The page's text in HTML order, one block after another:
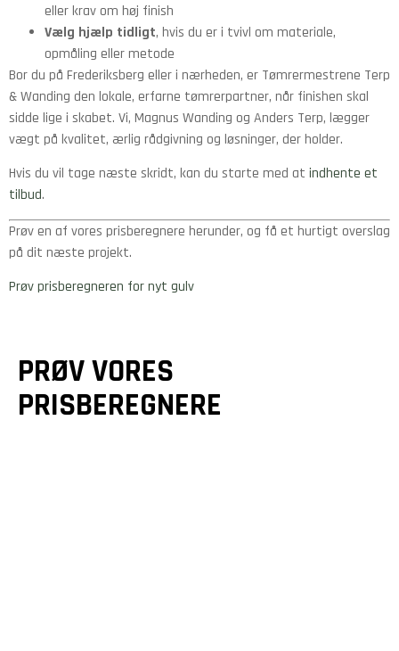
eller krav om høj finish
Vælg hjælp tidligt, hvis du er i tvivl om materiale,
opmåling eller metode
Bor du på Frederiksberg eller i nærheden, er Tømrermestrene Terp
& Wanding den lokale, erfarne tømrerpartner, når finishen skal
sidde lige i skabet. Vi, Magnus Wanding og Anders Terp, lægger
vægt på kvalitet, ærlig rådgivning og løsninger, der holder.
Hvis du vil tage næste skridt, kan du starte med at indhente et
tilbud.
Prøv en af vores prisberegnere herunder, og få et hurtigt overslag
på dit næste projekt.
Prøv prisberegneren for nyt gulv
PRØV VORES
PRISBEREGNERE